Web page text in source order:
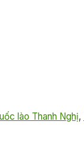
lào Thanh Nghị,